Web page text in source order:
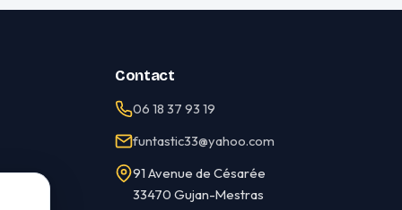
Contact
06 18 37 93 19
funtastic33@yahoo.com
91 Avenue de Césarée
33470 Gujan-Mestras